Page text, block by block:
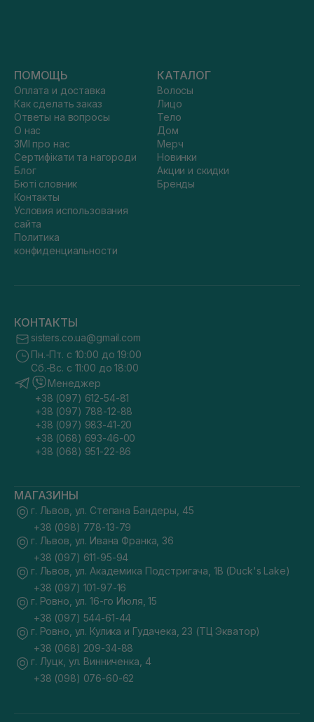
ПОМОЩЬ
Оплата и доставка
Как сделать заказ
Ответы на вопросы
О нас
ЗМІ про нас
Сертифікати та нагороди
Блог
Бюті словник
Контакты
Условия использования
сайта
Политика
конфиденциальности
КАТАЛОГ
Волосы
Лицо
Тело
Дом
Мерч
Новинки
Акции и скидки
Бренды
КОНТАКТЫ
sisters.co.ua@gmail.com
Пн.-Пт. с 10:00 до 19:00
Сб.-Вс. с 11:00 до 18:00
Менеджер
+38 (097) 612-54-81
+38 (097) 788-12-88
+38 (097) 983-41-20
+38 (068) 693-46-00
+38 (068) 951-22-86
МАГАЗИНЫ
г. Львов, ул. Степана Бандеры, 45
+38 (098) 778-13-79
г. Львов, ул. Ивана Франка, 36
+38 (097) 611-95-94
г. Львов, ул. Академика Подстригача, 1В (Duck's Lake)
+38 (097) 101-97-16
г. Ровно, ул. 16-го Июля, 15
+38 (097) 544-61-44
г. Ровно, ул. Кулика и Гудачека, 23 (ТЦ Экватор)
+38 (068) 209-34-88
г. Луцк, ул. Винниченка, 4
+38 (098) 076-60-62